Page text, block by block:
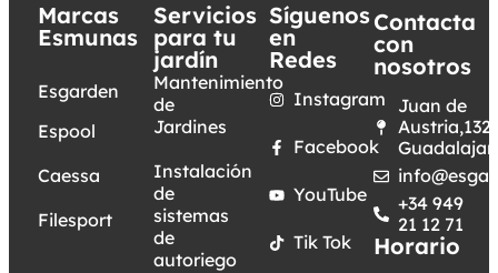
Marcas
Esmunas
Esgarden
Espool
Caessa
Filesport
Servicios
para tu
jardín
Mantenimiento
de
Jardines
Instalación
de
sistemas
de
autoriego
Síguenos
en
Redes
Instagram
Facebook
YouTube
Tik Tok
Contacta
con
nosotros
Juan de
Austria,132.
+34 949
21 12 71
Horario